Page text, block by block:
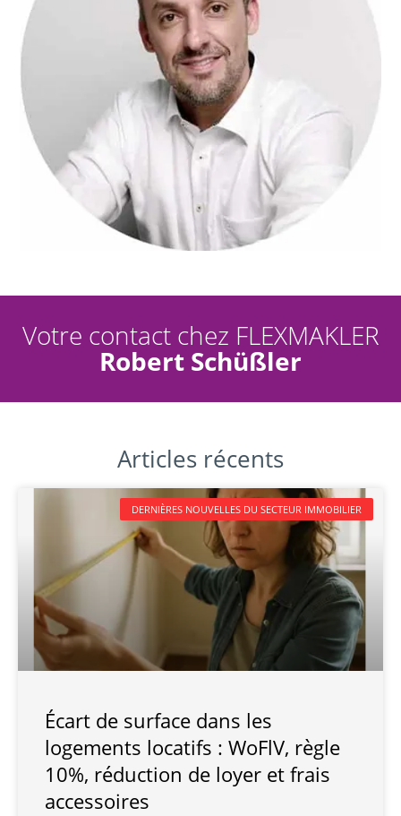
Votre contact chez FLEXMAKLER
Robert Schüßler
Articles récents
DERNIÈRES NOUVELLES DU SECTEUR IMMOBILIER
Écart de surface dans les
logements locatifs : WoFlV, règle
10%, réduction de loyer et frais
accessoires